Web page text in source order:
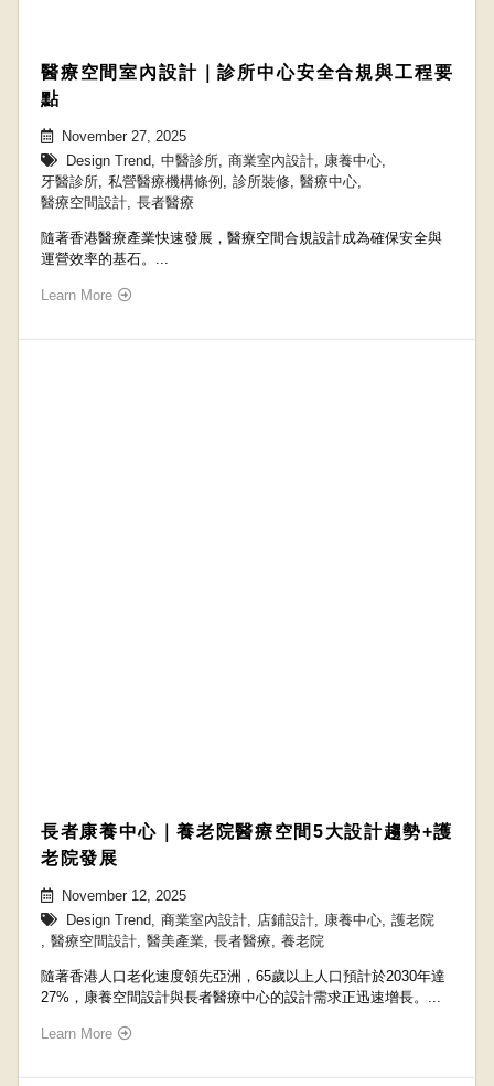
醫療空間室內設計｜診所中心安全合規與工程要
點
November 27, 2025
Design Trend, 中醫診所, 商業室內設計, 康養中心,
牙醫診所, 私營醫療機構條例 , 診所裝修, 醫療中心,
醫療空間設計, 長者醫療
隨著香港醫療產業快速發展，醫療空間合規設計成為確保安全與
運營效率的基石。...
Learn More
長者康養中心｜養老院醫療空間5大設計趨勢+護
老院發展
November 12, 2025
Design Trend, 商業室內設計, 店鋪設計, 康養中心, 護老院
, 醫療空間設計, 醫美產業, 長者醫療, 養老院
隨著香港人口老化速度領先亞洲，65歲以上人口預計於2030年達
27%，康養空間設計與長者醫療中心的設計需求正迅速增長。...
Learn More